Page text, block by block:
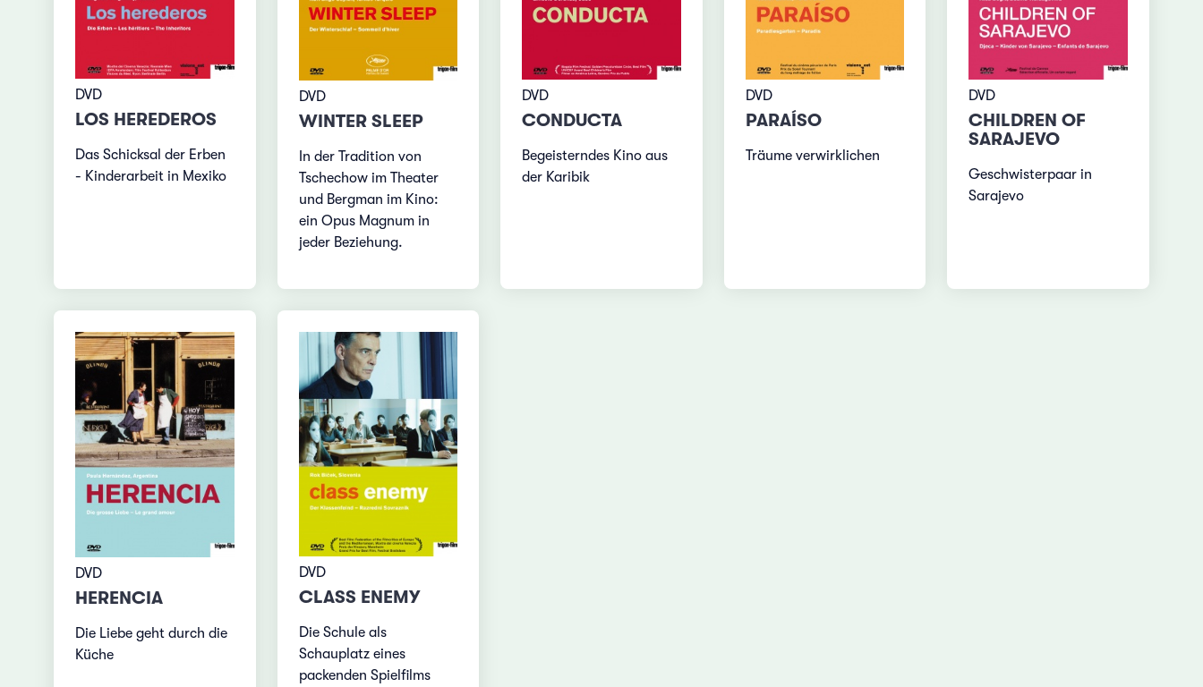
DVD
LOS HEREDEROS
Das Schicksal der Erben
- Kinderarbeit in Mexiko
DVD
WINTER SLEEP
In der Tradition von
Tschechow im Theater
und Bergman im Kino:
ein Opus Magnum in
jeder Beziehung.
DVD
CONDUCTA
Begeisterndes Kino aus
der Karibik
DVD
PARAÍSO
Träume verwirklichen
DVD
CHILDREN OF
SARAJEVO
Geschwisterpaar in
Sarajevo
DVD
HERENCIA
Die Liebe geht durch die
Küche
DVD
CLASS ENEMY
Die Schule als
Schauplatz eines
packenden Spielfilms